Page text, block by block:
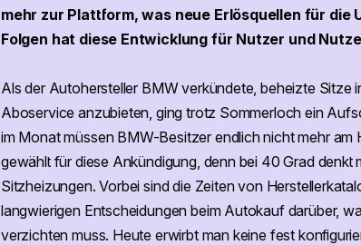
mehr zur Plattform, was neue Erlösquellen für
Folgen hat diese Entwicklung für Nutzer und
Als der Autohersteller BMW verkündete, beheizte Sitze
Aboservice anzubieten, ging trotz Sommerloch ein
im Monat müssen BMW-Besitzer endlich nicht mehr
gewählt für diese Ankündigung, denn bei 40 Grad denkt
Sitzheizungen. Vorbei sind die Zeiten von
langwierigen Entscheidungen beim Autokauf darüber,
verzichten muss. Heute erwirbt man keine fest